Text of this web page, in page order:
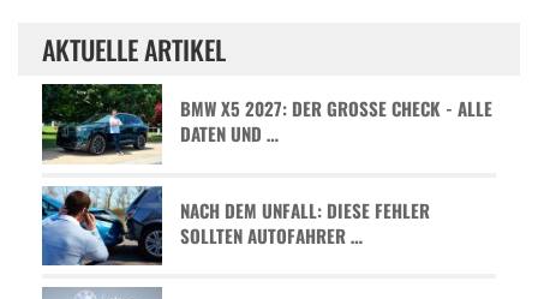
AKTUELLE ARTIKEL
BMW X5 2027: DER GROSSE CHECK - ALLE D
ATEN UND …
NACH DEM UNFALL: DIESE FEHLER
SOLLTEN AUTOFAHRER …